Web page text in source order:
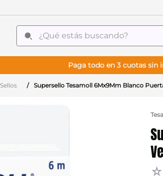
¿Qué estás buscando?
Paga todo en 3 cuotas sin
Sellos Supersello Tesamoll 6Mx9Mm Blanco
Tesa
☆